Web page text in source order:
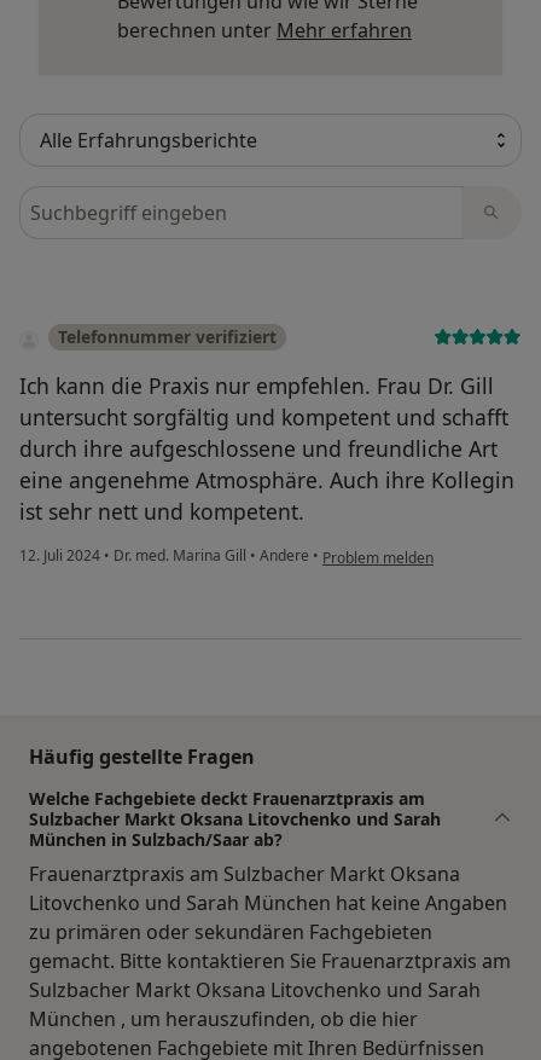
berechnen unter Mehr erfahren
Bewertungen durchsuchen
Telefonnummer verifiziert
Ich kann die Praxis nur empfehlen. Frau Dr. Gill
untersucht sorgfältig und kompetent und schafft
durch ihre aufgeschlossene und freundliche Art
eine angenehme Atmosphäre. Auch ihre Kollegin
ist sehr nett und kompetent.
12. Juli 2024 • Dr. med. Marina Gill • Andere • Problem melden
Häufig gestellte Fragen
Welche Fachgebiete deckt Frauenarztpraxis am
Sulzbacher Markt Oksana Litovchenko und Sarah
München in Sulzbach/Saar ab?
Frauenarztpraxis am Sulzbacher Markt Oksana
Litovchenko und Sarah München hat keine Angaben
zu primären oder sekundären Fachgebieten
gemacht. Bitte kontaktieren Sie Frauenarztpraxis am
Sulzbacher Markt Oksana Litovchenko und Sarah
München , um herauszufinden, ob die hier
angebotenen Fachgebiete mit Ihren Bedürfnissen